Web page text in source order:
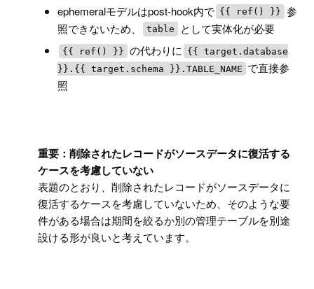
ephemeralモデルはpost-hook内で {{ ref() }} 参
照できないため、
table として実体化が必要
{{ ref() }} の代わりに {{ target.database
}}.{{ target.schema }}.TABLE_NAME で直接参
照
重要：削除されたレコードがソースデータに復活する
ケースを考慮していない
表題のとおり、削除されたレコードがソースデータに
復活するケースを考慮していないため、そのような要
件がある場合は期間を絞るか別の管理テーブルを別途
設ける形が良いと考えています。